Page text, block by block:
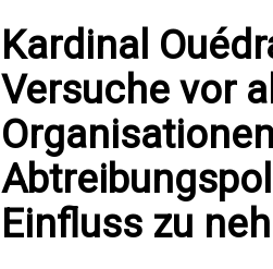
Kardinal
Versuche vor
Einfluss zu